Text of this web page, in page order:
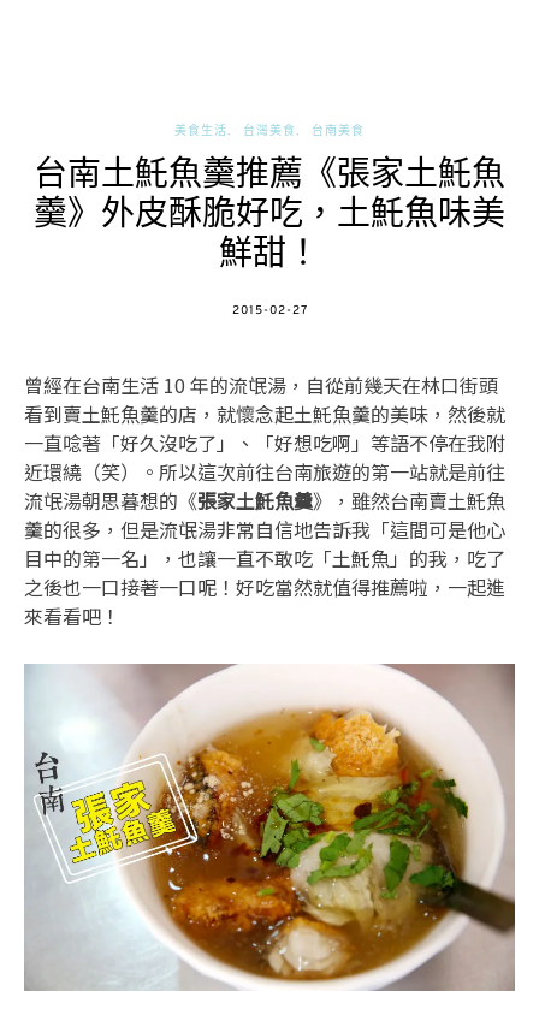
美食生活 台灣美食 台南美食
台南土魠魚羹推薦《張家土魠魚
羹》外皮酥脆好吃，土魠魚味美
鮮甜！
POSTED
2015-02-27
曾經在台南生活 10 年的流氓湯，自從前幾天在林口街頭
看到賣土魠魚羹的店，就懷念起土魠魚羹的美味，然後就
一直唸著「好久沒吃了」、「好想吃啊」等語不停在我附
近環繞（笑）。所以這次前往台南旅遊的第一站就是前往
流氓湯朝思暮想的《張家土魠魚羹》，雖然台南賣土魠魚
羹的很多，但是流氓湯非常自信地告訴我「這間可是他心
目中的第一名」，也讓一直不敢吃「土魠魚」的我，吃了
之後也一口接著一口呢！好吃當然就值得推薦啦，一起進
來看看吧！